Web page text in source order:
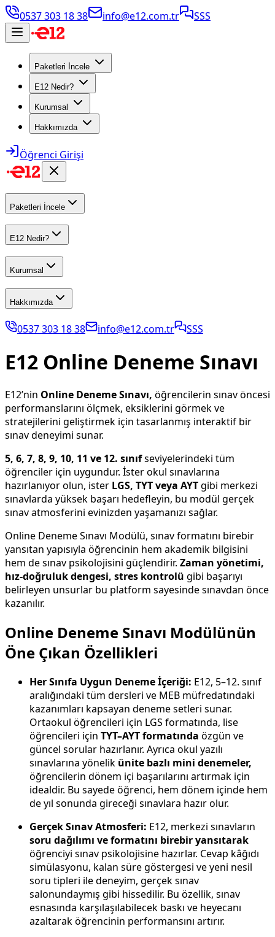
0537 303 18 38 info@e12.com.tr SSS
Paketleri İncele
E12 Nedir?
Kurumsal
Hakkımızda
Öğrenci Girişi
Paketleri İncele
E12 Nedir?
Kurumsal
Hakkımızda
0537 303 18 38 info@e12.com.tr SSS
E12 Online Deneme Sınavı
E12’nin Online Deneme Sınavı, öğrencilerin sınav öncesi
performanslarını ölçmek, eksiklerini görmek ve
stratejilerini geliştirmek için tasarlanmış interaktif bir
sınav deneyimi sunar.
5, 6, 7, 8, 9, 10, 11 ve 12. sınıfseviyelerindeki tüm
öğrenciler için uygundur. İster okul sınavlarına
hazırlanıyor olun, ister LGS, TYT veya AYTgibi merkezi
sınavlarda yüksek başarı hedefleyin, bu modül gerçek
sınav atmosferini evinizden yaşamanızı sağlar.
Online Deneme Sınavı Modülü, sınav formatını birebir
yansıtan yapısıyla öğrencinin hem akademik bilgisini
hem de sınav psikolojisini güçlendirir. Zaman yönetimi,
hız-doğruluk dengesi, stres kontrolü gibi başarıyı
belirleyen unsurlar bu platform sayesinde sınavdan önce
kazanılır.
Online Deneme Sınavı Modülünün
Öne Çıkan Özellikleri
Her Sınıfa Uygun Deneme İçeriği: E12, 5–12. sınıf
aralığındaki tüm dersleri ve MEB müfredatındaki
kazanımları kapsayan deneme setleri sunar.
Ortaokul öğrencileri için LGS formatında, lise
öğrencileri için TYT–AYT formatında özgün ve
güncel sorular hazırlanır. Ayrıca okul yazılı
sınavlarına yönelik ünite bazlı mini denemeler,
öğrencilerin dönem içi başarılarını artırmak için
idealdir. Bu sayede öğrenci, hem dönem içinde hem
de yıl sonunda gireceği sınavlara hazır olur.
Gerçek Sınav Atmosferi: E12, merkezi sınavların
soru dağılımı ve formatını birebir yansıtarak
öğrenciyi sınav psikolojisine hazırlar. Cevap kâğıdı
simülasyonu, kalan süre göstergesi ve yeni nesil
soru tipleri ile deneyim, gerçek sınav
salonundaymış gibi hissedilir. Bu özellik, sınav
esnasında karşılaşılabilecek baskı ve heyecanı
azaltarak öğrencinin performansını artırır.